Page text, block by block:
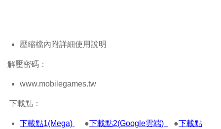
壓縮檔內附詳細使用說明
解壓密碼：
www.mobilegames.tw
下載點：
下載點1(Mega) ●下載點2(Google雲端) ●下載點